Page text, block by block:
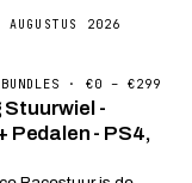
2026
· €0 – €299
Stuurwiel -
Pedalen - PS4,